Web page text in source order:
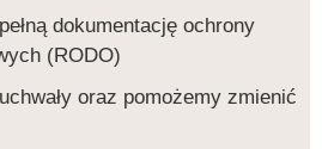
dokumentację ochrony
(RODO)
oraz pomożemy zmienić